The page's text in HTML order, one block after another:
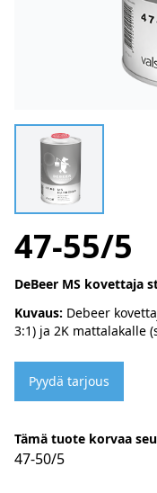
47-55/5
DeBeer MS kovettaja
Kuvaus: Debeer
3:1) ja 2K mattalakalle
Pyydä tarjous
Tämä tuote korvaa
47-50/5